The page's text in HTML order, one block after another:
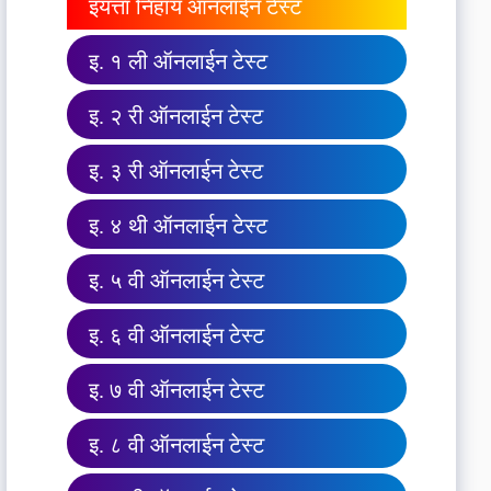
इयत्ता निहाय ऑनलाईन टेस्ट
इ. १ ली ऑनलाईन टेस्ट
इ. २ री ऑनलाईन टेस्ट
इ. ३ री ऑनलाईन टेस्ट
इ. ४ थी ऑनलाईन टेस्ट
इ. ५ वी ऑनलाईन टेस्ट
इ. ६ वी ऑनलाईन टेस्ट
इ. ७ वी ऑनलाईन टेस्ट
इ. ८ वी ऑनलाईन टेस्ट